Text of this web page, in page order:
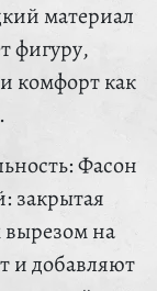
материал
фигуру,
комфорт как
Фасон
закрытая
на
и добавляют